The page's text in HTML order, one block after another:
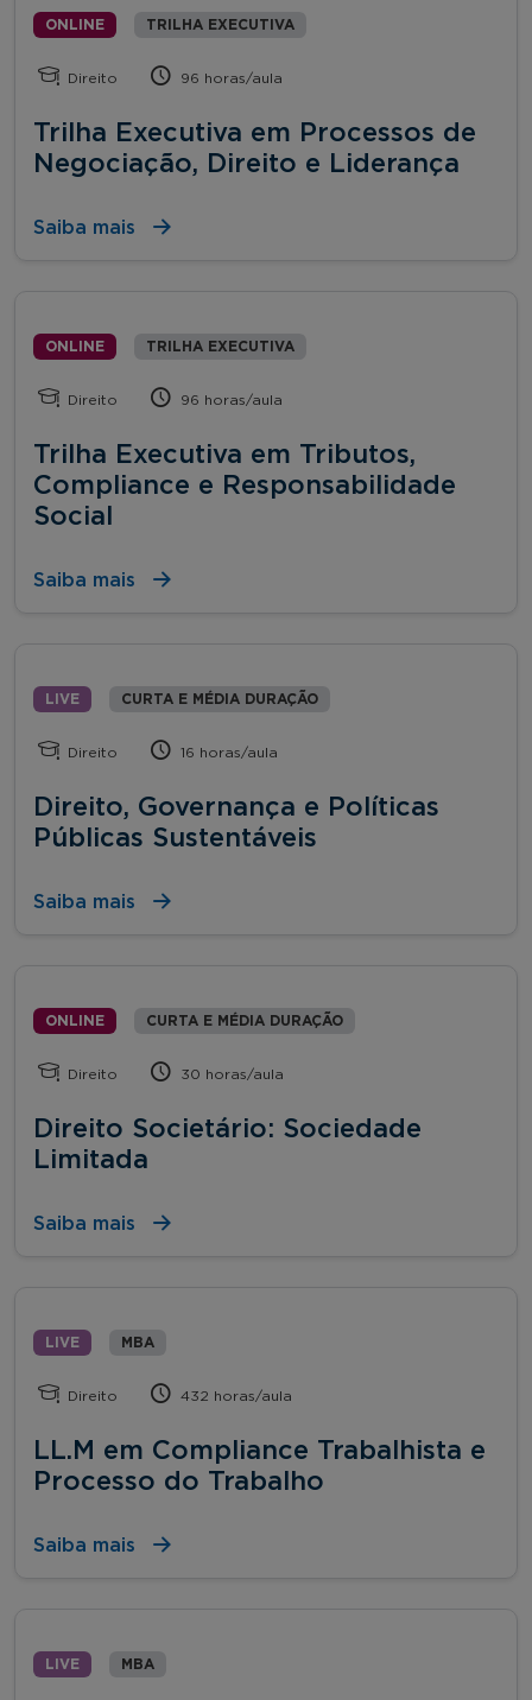
ONLINE TRILHA EXECUTIVA
Direito 96 horas/aula
Trilha Executiva em Processos de
Negociação, Direito e Liderança
Saiba mais
ONLINE TRILHA EXECUTIVA
Direito 96 horas/aula
Trilha Executiva em Tributos,
Compliance e Responsabilidade
Social
Saiba mais
LIVE CURTA E MÉDIA DURAÇÃO
Direito 16 horas/aula
Direito, Governança e Políticas
Públicas Sustentáveis
Saiba mais
ONLINE CURTA E MÉDIA DURAÇÃO
Direito 30 horas/aula
Direito Societário: Sociedade
Limitada
Saiba mais
LIVE MBA
Direito 432 horas/aula
LL.M em Compliance Trabalhista e
Processo do Trabalho
Saiba mais
LIVE MBA